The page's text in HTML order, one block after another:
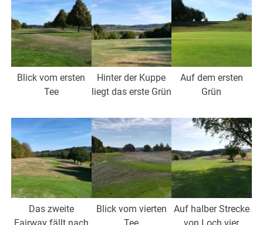
Blick vom ersten
Tee
Hinter der Kuppe
liegt das erste Grün
Auf dem ersten
Grün
Das zweite
Blick vom vierten
Auf halber Strecke